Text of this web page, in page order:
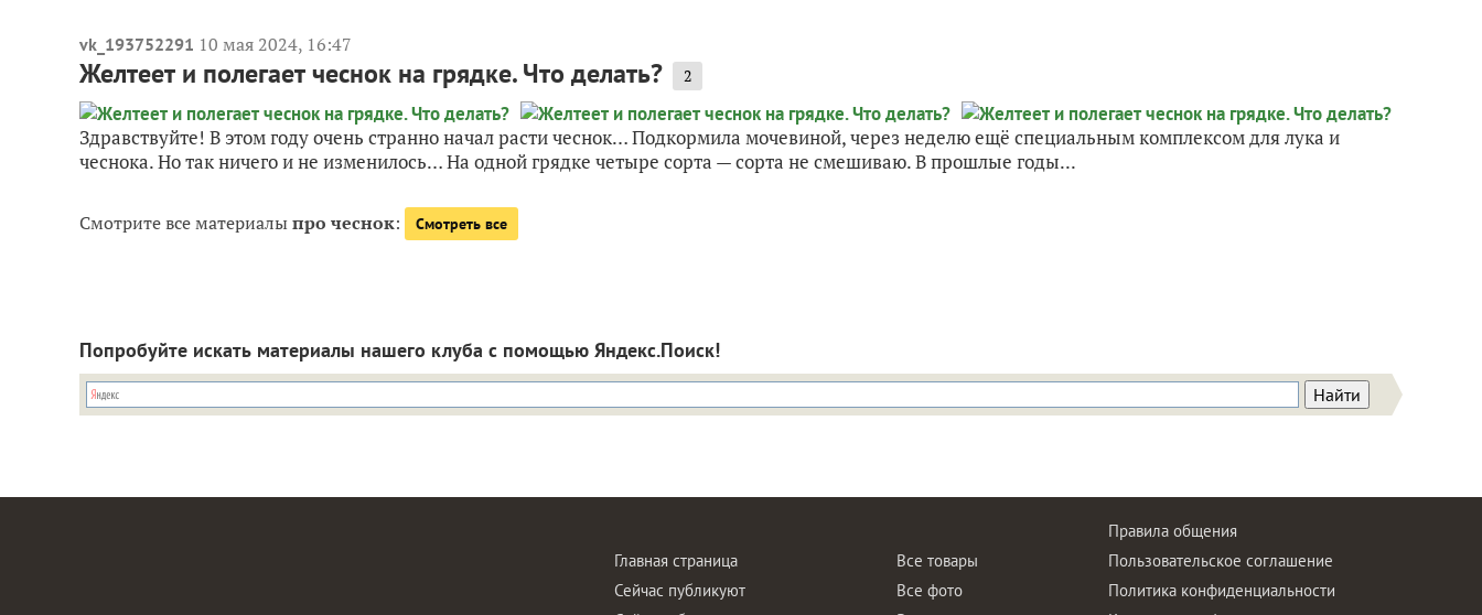
vk_193752291 10 мая 2024, 16:47
Желтеет и полегает чеснок на грядке. Что делать? 2
Здравствуйте! В этом году очень странно начал расти чеснок… Подкормила мочевиной, через неделю ещё специальным комплексом для лука и
чеснока. Но так ничего и не изменилось… На одной грядке четыре сорта — сорта не смешиваю. В прошлые годы...
Смотрите все материалыпро чеснок: Смотреть все
Попробуйте искать материалы нашего клуба с помощью Яндекс.Поиск!
Главная страница
Сейчас публикуют
Все товары
Все фото
Правила общения
Пользовательское соглашение
Политика конфиденциальности